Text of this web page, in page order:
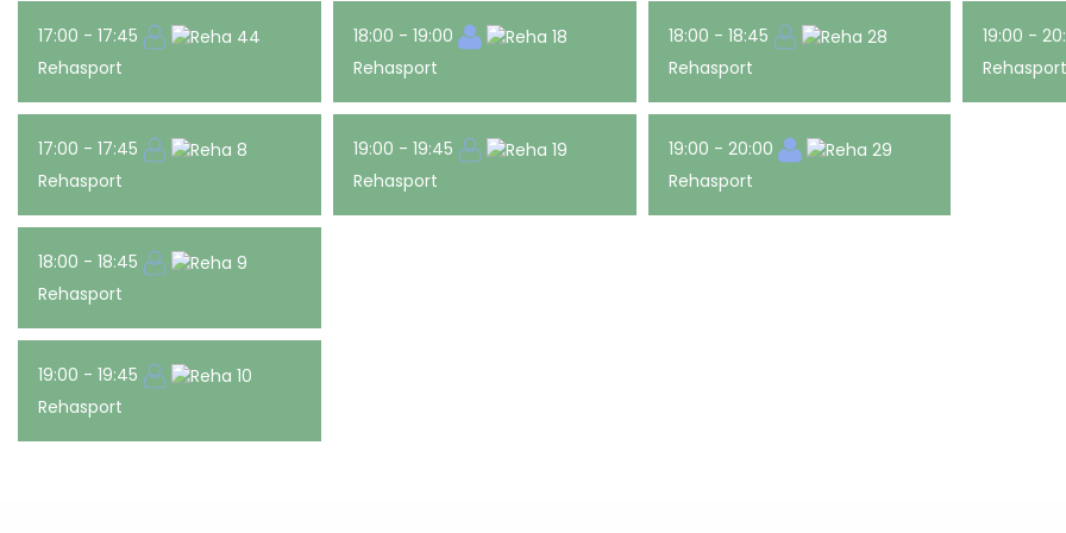
17:00 - 17:45
Rehasport
17:00 - 17:45
Rehasport
18:00 - 18:45
Rehasport
19:00 - 19:45
Rehasport
18:00 - 19:00
Rehasport
19:00 - 19:45
Rehasport
18:00 - 18:45
Rehasport
19:00 - 20:00
Rehasport
19:00 -
Rehasport